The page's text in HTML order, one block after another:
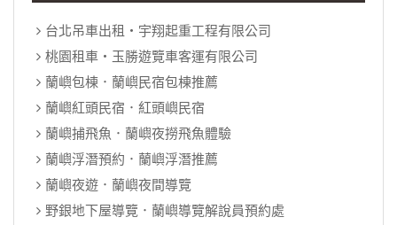
台北吊車出租‧宇翔起重工程有限公司
桃園租車‧玉勝遊覽車客運有限公司
蘭嶼包棟．蘭嶼民宿包棟推薦
蘭嶼紅頭民宿．紅頭嶼民宿
蘭嶼捕飛魚．蘭嶼夜撈飛魚體驗
蘭嶼浮潛預約．蘭嶼浮潛推薦
蘭嶼夜遊．蘭嶼夜間導覽
野銀地下屋導覽．蘭嶼導覽解說員預約處